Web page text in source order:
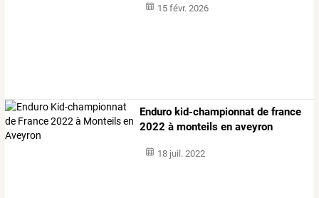
15 févr. 2026
Enduro kid-championnat de france
2022 à monteils en aveyron
18 juil. 2022